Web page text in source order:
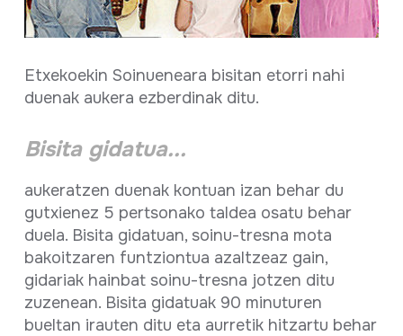
Etxekoekin Soinueneara bisitan etorri nahi
duenak aukera ezberdinak ditu.
Bisita gidatua...
aukeratzen duenak kontuan izan behar du
gutxienez 5 pertsonako taldea osatu behar
duela. Bisita gidatuan, soinu-tresna mota
bakoitzaren funtziontua azaltzeaz gain,
gidariak hainbat soinu-tresna jotzen ditu
zuzenean. Bisita gidatuak 90 minuturen
bueltan irauten ditu eta aurretik hitzartu behar